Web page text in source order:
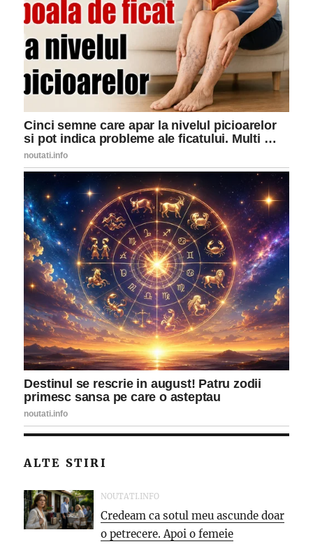
ALTE STIRI
NOUTATI.INFO
Credeam ca sotul meu ascunde doar
o petrecere. Apoi o femeie